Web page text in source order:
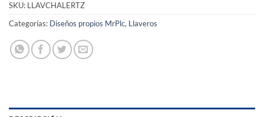
SKU: LLAVCHALERTZ
Categorías: Diseños propios MrPlc, Llaveros